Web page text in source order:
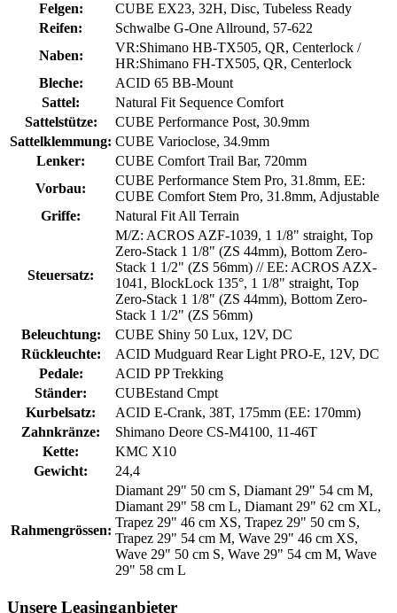
Felgen:
CUBE EX23, 32H, Disc, Tubeless Ready
Reifen:
Schwalbe G-One Allround, 57-622
Naben:
VR:Shimano HB-TX505, QR, Centerlock /
HR:Shimano FH-TX505, QR, Centerlock
Bleche:
ACID 65 BB-Mount
Sattel:
Natural Fit Sequence Comfort
Sattelstütze:
CUBE Performance Post, 30.9mm
Sattelklemmung: CUBE Varioclose, 34.9mm
Lenker:
CUBE Comfort Trail Bar, 720mm
Vorbau:
CUBE Performance Stem Pro, 31.8mm, EE:
CUBE Comfort Stem Pro, 31.8mm, Adjustable
Griffe:
Natural Fit All Terrain
Steuersatz:
M/Z: ACROS AZF-1039, 1 1/8" straight, Top
Zero-Stack 1 1/8" (ZS 44mm), Bottom Zero-
Stack 1 1/2" (ZS 56mm) // EE: ACROS AZX-
1041, BlockLock 135°, 1 1/8" straight, Top
Zero-Stack 1 1/8" (ZS 44mm), Bottom Zero-
Stack 1 1/2" (ZS 56mm)
Beleuchtung:
CUBE Shiny 50 Lux, 12V, DC
Rückleuchte:
ACID Mudguard Rear Light PRO-E, 12V, DC
Pedale:
ACID PP Trekking
Ständer:
CUBEstand Cmpt
Kurbelsatz:
ACID E-Crank, 38T, 175mm (EE: 170mm)
Zahnkränze:
Shimano Deore CS-M4100, 11-46T
Kette:
KMC X10
Gewicht:
24,4
Rahmengrössen:
Diamant 29" 50 cm S, Diamant 29" 54 cm M,
Diamant 29" 58 cm L, Diamant 29" 62 cm XL,
Trapez 29" 46 cm XS, Trapez 29" 50 cm S,
Trapez 29" 54 cm M, Wave 29" 46 cm XS,
Wave 29" 50 cm S, Wave 29" 54 cm M, Wave
29" 58 cm L
Unsere Leasinganbieter